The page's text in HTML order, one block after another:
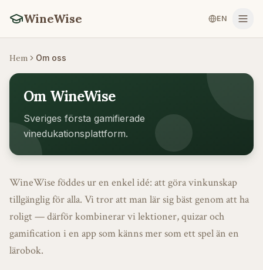
WineWise EN
Hem Om oss
Om WineWise
Sveriges första gamifierade
vinedukationsplattform.
WineWise föddes ur en enkel idé: att göra vinkunskap
tillgänglig för alla. Vi tror att man lär sig bäst genom att ha
roligt — därför kombinerar vi lektioner, quizar och
gamification i en app som känns mer som ett spel än en
lärobok.